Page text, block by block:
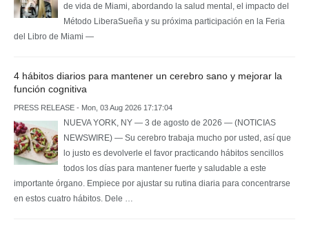
de vida de Miami, abordando la salud mental, el impacto del
Método LiberaSueña y su próxima participación en la Feria
del Libro de Miami —
4 hábitos diarios para mantener un cerebro sano y mejorar la
función cognitiva
PRESS RELEASE - Mon, 03 Aug 2026 17:17:04
NUEVA YORK, NY — 3 de agosto de 2026 — (NOTICIAS
NEWSWIRE) — Su cerebro trabaja mucho por usted, así que
lo justo es devolverle el favor practicando hábitos sencillos
todos los días para mantener fuerte y saludable a este
importante órgano. Empiece por ajustar su rutina diaria para concentrarse
en estos cuatro hábitos. Dele …